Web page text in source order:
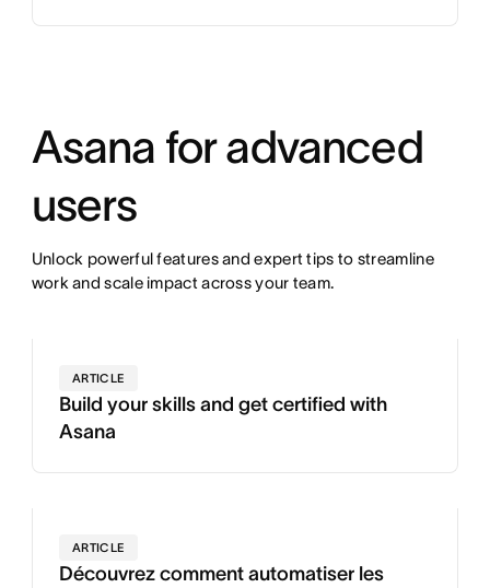
Asana for advanced
users
Unlock powerful features and expert tips to streamline
work and scale impact across your team.
ARTICLE
Build your skills and get certified with
Asana
ARTICLE
Découvrez comment automatiser les